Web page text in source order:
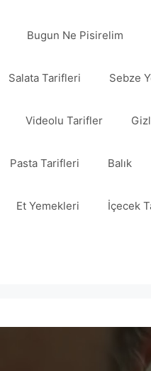
Bugun Ne Pisirelim
Salata Tarifleri Sebze
Videolu Tarifler
Pasta Tarifleri Balık
Et Yemekleri İçecek